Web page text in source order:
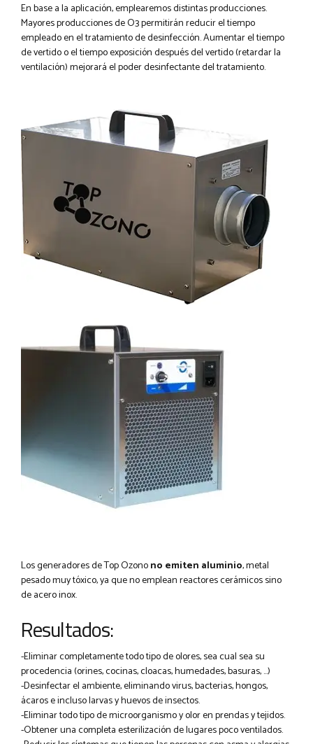
En base a la aplicación, emplearemos distintas producciones.
Mayores producciones de O3 permitirán reducir el tiempo
empleado en el tratamiento de desinfección. Aumentar el tiempo
de vertido o el tiempo exposición después del vertido (retardar la
ventilación) mejorará el poder desinfectante del tratamiento.
Los generadores de Top Ozonono emiten aluminio, metal
pesado muy tóxico, ya que no emplean reactores cerámicos sino
de acero inox.
Resultados:
-Eliminar completamente todo tipo de olores, sea cual sea su
procedencia (orines, cocinas, cloacas, humedades, basuras, …)
-Desinfectar el ambiente, eliminando virus, bacterias, hongos,
ácaros e incluso larvas y huevos de insectos.
-Eliminar todo tipo de microorganismo y olor en prendas y tejidos.
-Obtener una completa esterilización de lugares poco ventilados.